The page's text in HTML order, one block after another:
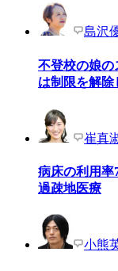
島沢
不登校の娘
は制限を解除
崔真
病床の利用
過疎地医療
小熊